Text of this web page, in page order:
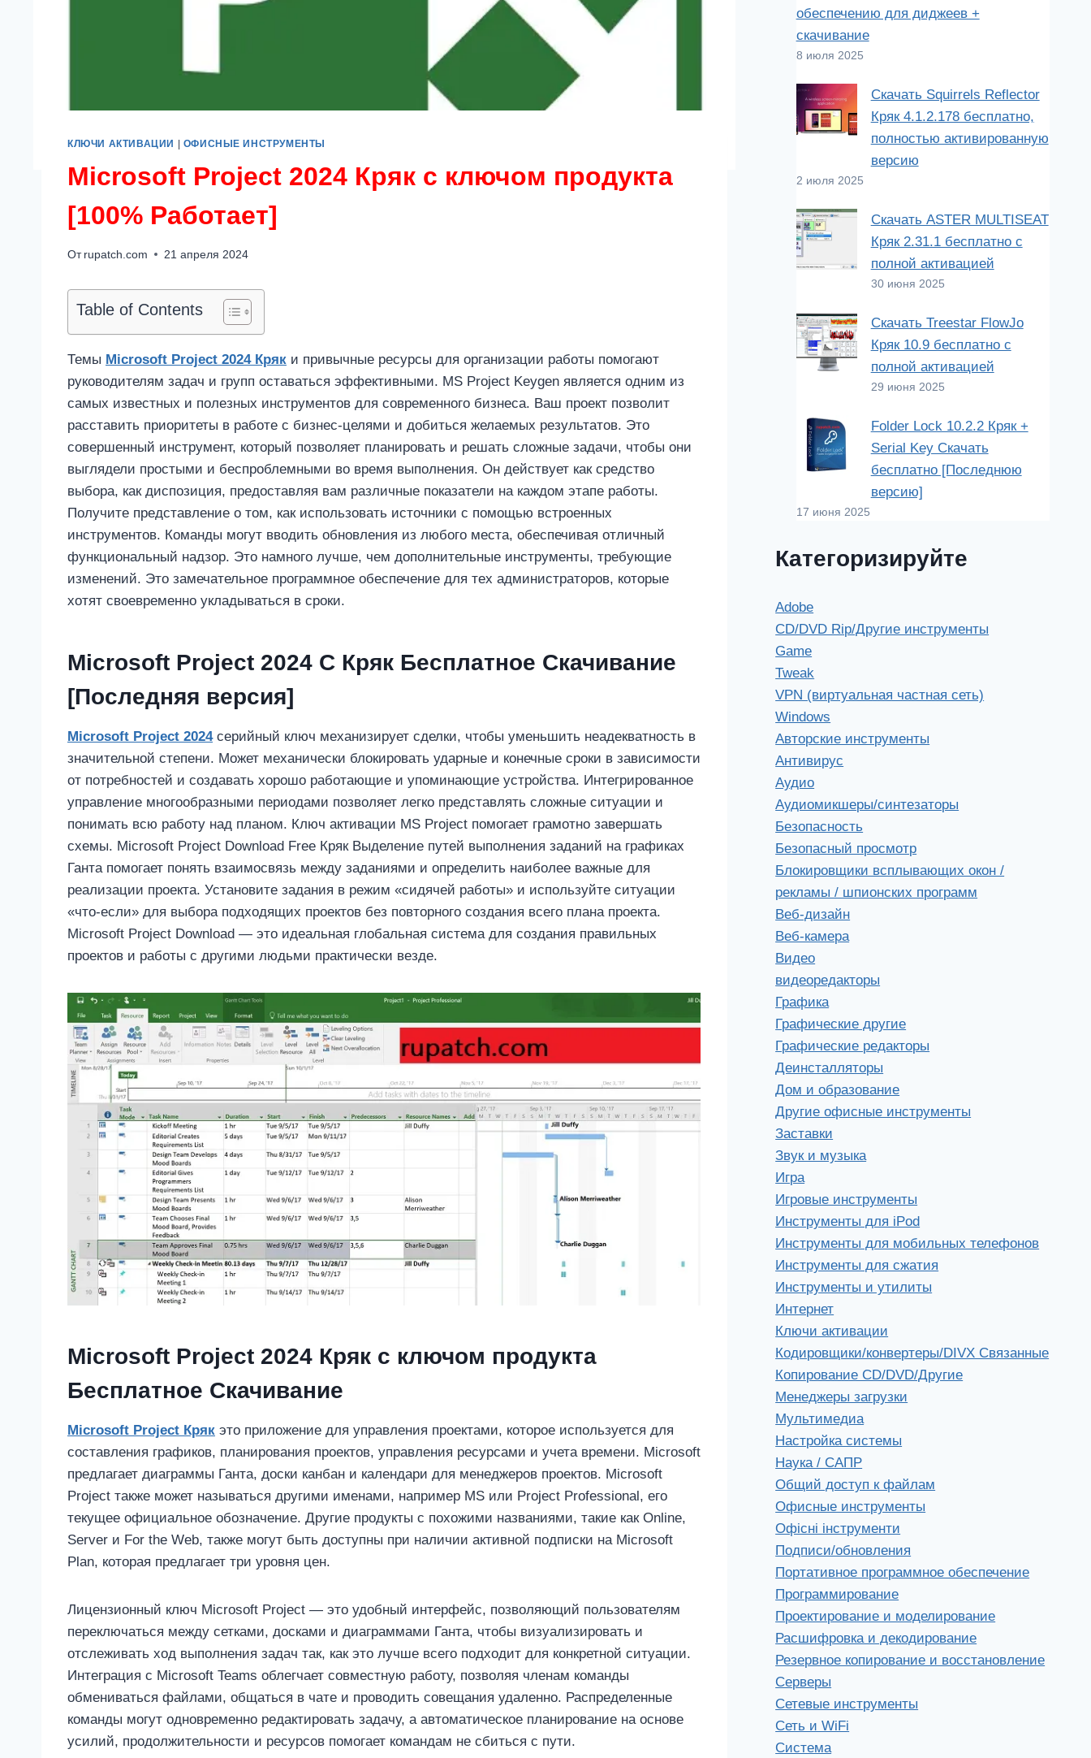
КЛЮЧИ АКТИВАЦИИ ОФИСНЫЕ ИНСТРУМЕНТЫ
Microsoft Project 2024 Кряк с ключом продукта
[100% Работает]
От rupatch.com 21 апреля 2024
Table of Contents
Темы Microsoft Project 2024 Кряк и привычные ресурсы для организации работы помогают
руководителям задач и групп оставаться эффективными. MS Project Keygen является одним из
самых известных и полезных инструментов для современного бизнеса. Ваш проект позволит
расставить приоритеты в работе с бизнес-целями и добиться желаемых результатов. Это
совершенный инструмент, который позволяет планировать и решать сложные задачи, чтобы они
выглядели простыми и беспроблемными во время выполнения. Он действует как средство
выбора, как диспозиция, предоставляя вам различные показатели на каждом этапе работы.
Получите представление о том, как использовать источники с помощью встроенных
инструментов. Команды могут вводить обновления из любого места, обеспечивая отличный
функциональный надзор. Это намного лучше, чем дополнительные инструменты, требующие
изменений. Это замечательное программное обеспечение для тех администраторов, которые
хотят своевременно укладываться в сроки.
Microsoft Project 2024 С Кряк Бесплатное Скачивание
[Последняя версия]
Microsoft Project 2024серийный ключ механизирует сделки, чтобы уменьшить неадекватность в
значительной степени. Может механически блокировать ударные и конечные сроки в зависимости
от потребностей и создавать хорошо работающие и упоминающие устройства. Интегрированное
управление многообразными периодами позволяет легко представлять сложные ситуации и
понимать всю работу над планом. Ключ активации MS Project помогает грамотно завершать
схемы. Microsoft Project Download Free Кряк Выделение путей выполнения заданий на графиках
Ганта помогает понять взаимосвязь между заданиями и определить наиболее важные для
реализации проекта. Установите задания в режим «сидячей работы» и используйте ситуации
«что-если» для выбора подходящих проектов без повторного создания всего плана проекта.
Microsoft Project Download — это идеальная глобальная система для создания правильных
проектов и работы с другими людьми практически везде.
Microsoft Project 2024 Кряк с ключом продукта
Бесплатное Скачивание
Microsoft Project Кряк это приложение для управления проектами, которое используется для
составления графиков, планирования проектов, управления ресурсами и учета времени. Microsoft
предлагает диаграммы Ганта, доски канбан и календари для менеджеров проектов. Microsoft
Project также может называться другими именами, например MS или Project Professional, его
текущее официальное обозначение. Другие продукты с похожими названиями, такие как Online,
Server и For the Web, также могут быть доступны при наличии активной подписки на Microsoft
Plan, которая предлагает три уровня цен.
Лицензионный ключ Microsoft Project — это удобный интерфейс, позволяющий пользователям
переключаться между сетками, досками и диаграммами Ганта, чтобы визуализировать и
отслеживать ход выполнения задач так, как это лучше всего подходит для конкретной ситуации.
Интеграция с Microsoft Teams облегчает совместную работу, позволяя членам команды
обмениваться файлами, общаться в чате и проводить совещания удаленно. Распределенные
команды могут одновременно редактировать задачу, а автоматическое планирование на основе
усилий, продолжительности и ресурсов помогает командам не сбиться с пути.
обеспечению для диджеев +
скачивание
8 июля 2025
Скачать Squirrels Reflector
Кряк 4.1.2.178 бесплатно,
полностью активированную
версию
2 июля 2025
Скачать ASTER MULTISEAT
Кряк 2.31.1 бесплатно с
полной активацией
30 июня 2025
Скачать Treestar FlowJo
Кряк 10.9 бесплатно с
полной активацией
29 июня 2025
Folder Lock 10.2.2 Кряк +
Serial Key Скачать
бесплатно [Последнюю
версию]
17 июня 2025
Категоризируйте
Adobe
CD/DVD Rip/Другие инструменты
Game
Tweak
VPN (виртуальная частная сеть)
Windows
Авторские инструменты
Антивирус
Аудио
Аудиомикшеры/синтезаторы
Безопасность
Безопасный просмотр
Блокировщики всплывающих окон /
рекламы / шпионских программ
Веб-дизайн
Веб-камера
Видео
видеоредакторы
Графика
Графические другие
Графические редакторы
Деинсталляторы
Дом и образование
Другие офисные инструменты
Заставки
Звук и музыка
Игра
Игровые инструменты
Инструменты для iPod
Инструменты для мобильных телефонов
Инструменты для сжатия
Инструменты и утилиты
Интернет
Ключи активации
Кодировщики/конвертеры/DIVX Связанные
Копирование CD/DVD/Другие
Менеджеры загрузки
Мультимедиа
Настройка системы
Наука / САПР
Общий доступ к файлам
Офисные инструменты
Офісні інструменти
Подписи/обновления
Портативное программное обеспечение
Программирование
Проектирование и моделирование
Расшифровка и декодирование
Резервное копирование и восстановление
Серверы
Сетевые инструменты
Сеть и WiFi
Система